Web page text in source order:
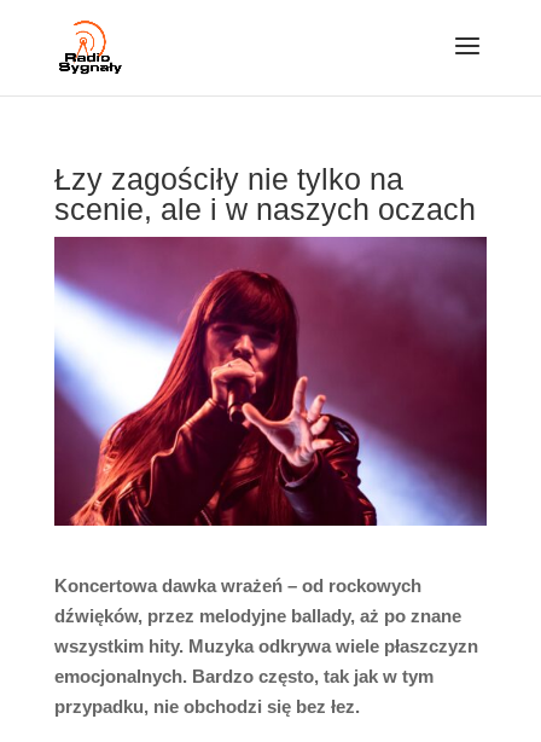
Łzy zagościły nie tylko na
scenie, ale i w naszych oczach
Koncertowa dawka wrażeń – od rockowych
dźwięków, przez melodyjne ballady, aż po znane
wszystkim hity. Muzyka odkrywa wiele płaszczyzn
emocjonalnych. Bardzo często, tak jak w tym
przypadku, nie obchodzi się bez łez.